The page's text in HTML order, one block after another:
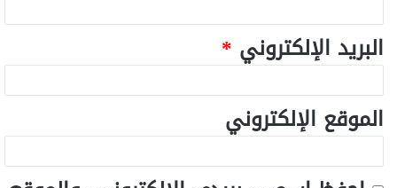
البريد الإلكتروني *
الموقع الإلكتروني